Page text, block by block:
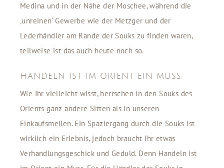
Medina und in der Nähe der Moschee, während die
‚unreinen‘ Gewerbe wie der Metzger und der
Lederhändler am Rande der Souks zu finden waren,
teilweise ist das auch heute noch so.
HANDELN IST IM ORIENT EIN MUSS
Wie Ihr vielleicht wisst, herrschen in den Souks des
Orients ganz andere Sitten als in unseren
Einkaufsmeilen. Ein Spaziergang durch die Souks ist
wirklich ein Erlebnis, jedoch braucht Ihr etwas
Verhandlungsgeschick und Geduld. Denn Handeln ist